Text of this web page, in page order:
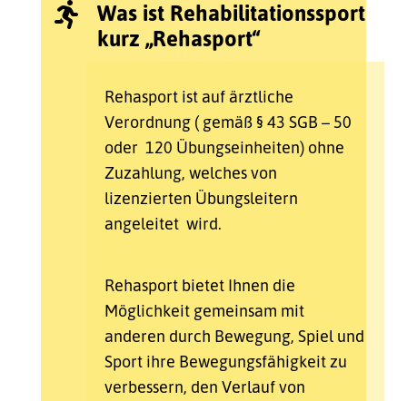

Was ist Rehabilitationssport
kurz „Rehasport“
Rehasport ist auf ärztliche
Verordnung ( gemäß § 43 SGB – 50
oder 120 Übungseinheiten) ohne
Zuzahlung, welches von
lizenzierten Übungsleitern
angeleitet wird.
Rehasport bietet Ihnen die
Möglichkeit gemeinsam mit
anderen durch Bewegung, Spiel und
Sport ihre Bewegungsfähigkeit zu
verbessern, den Verlauf von